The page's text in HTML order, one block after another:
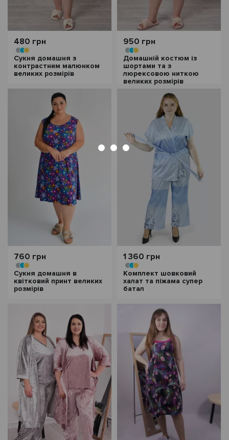
480 грн
Сукня домашня з
контрастним малюнком
великих розмірів
950 грн
Домашній костюм із
шортами та з
люрексовою ниткою
великих розмірів
760 грн
Сукня домашня в
квітковий принт великих
розмірів
1 360 грн
Комплект шовковий
халат та піжама супер
батал